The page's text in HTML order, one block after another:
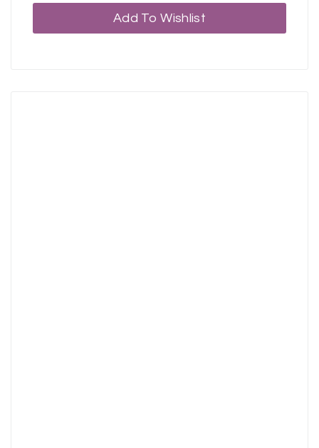
Add To Wishlist